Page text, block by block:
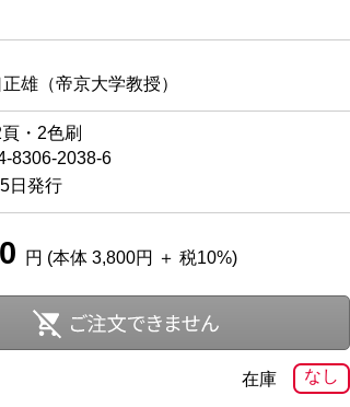
雄（帝京大学教授）
・2色刷
8306-2038-6
日発行
円 (本体 3,800円 ＋ 税10%)
なし
在庫